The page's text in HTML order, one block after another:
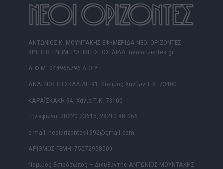
ΑΝΤΩΝΙΟΣ Κ. ΜΟΥΝΤΑΚΗΣ ΕΦΗΜΕΡΙΔΑ ΝΕΟΙ ΟΡΙΖΟΝΤΕΣ
ΚΡΗΤΗΣ ΕΝΗΜΕΡΩΤΙΚΗ ΙΣΤΟΣΕΛΙΔΑ: neoiorizontes.gr
Α.Φ.Μ. 044965796 Δ.Ο.Υ.
ΑΝΑΓΝΩΣΤΗ ΣΚΑΛΙΔΗ 91, Κίσαμος Χανίων Τ.Κ. 73400
ΚΑΡΑΪΣΚΑΚΗ 94, Χανιά Τ.Κ. 73100
Τηλέφωνα: 28220 23615, 28210 88.066
e-mail: neoiorizontes1992@gmail.com
ΑΡΙΘΜΟΣ ΓΕΜΗ: 75072958000
Νόμιμος Εκπρόσωπος – Διευθυντής ΑΝΤΩΝΙΟΣ ΜΟΥΝΤΑΚΗΣ